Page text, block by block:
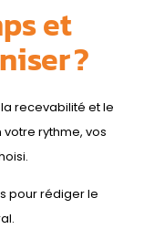
et
?
recevabilité et le
rythme, vos
pour rédiger le